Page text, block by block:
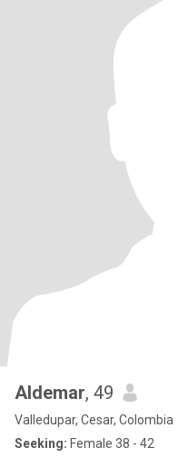
Aldemar, 49
Valledupar, Cesar, Colombia
Seeking: Female 38 - 42